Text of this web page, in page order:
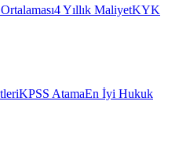
4 Yıllık MaliyetKYK
KPSS AtamaEn İyi Hukuk